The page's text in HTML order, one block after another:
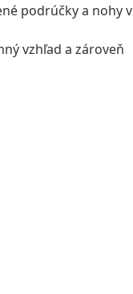
podrúčky a nohy v
vzhľad a zároveň